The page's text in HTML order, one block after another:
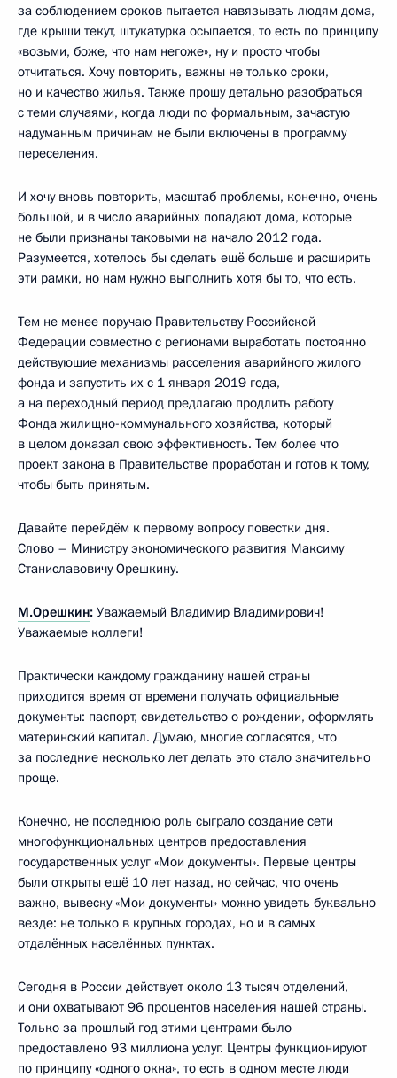
за соблюдением сроков пытается навязывать людям дома,
где крыши текут, штукатурка осыпается, то есть по принципу
«возьми, боже, что нам негоже», ну и просто чтобы
отчитаться. Хочу повторить, важны не только сроки,
но и качество жилья. Также прошу детально разобраться
с теми случаями, когда люди по формальным, зачастую
надуманным причинам не были включены в программу
переселения.
И хочу вновь повторить, масштаб проблемы, конечно, очень
большой, и в число аварийных попадают дома, которые
не были признаны таковыми на начало 2012 года.
Разумеется, хотелось бы сделать ещё больше и расширить
эти рамки, но нам нужно выполнить хотя бы то, что есть.
Тем не менее поручаю Правительству Российской
Федерации совместно с регионами выработать постоянно
действующие механизмы расселения аварийного жилого
фонда и запустить их с 1 января 2019 года,
а на переходный период предлагаю продлить работу
Фонда жилищно-коммунального хозяйства, который
в целом доказал свою эффективность. Тем более что
проект закона в Правительстве проработан и готов к тому,
чтобы быть принятым.
Давайте перейдём к первому вопросу повестки дня.
Слово – Министру экономического развития Максиму
Станиславовичу Орешкину.
М.Орешкин: Уважаемый Владимир Владимирович!
Уважаемые коллеги!
Практически каждому гражданину нашей страны
приходится время от времени получать официальные
документы: паспорт, свидетельство о рождении, оформлять
материнский капитал. Думаю, многие согласятся, что
за последние несколько лет делать это стало значительно
проще.
Конечно, не последнюю роль сыграло создание сети
многофункциональных центров предоставления
государственных услуг «Мои документы». Первые центры
были открыты ещё 10 лет назад, но сейчас, что очень
важно, вывеску «Мои документы» можно увидеть буквально
везде: не только в крупных городах, но и в самых
отдалённых населённых пунктах.
Сегодня в России действует около 13 тысяч отделений,
и они охватывают 96 процентов населения нашей страны.
Только за прошлый год этими центрами было
предоставлено 93 миллиона услуг. Центры функционируют
по принципу «одного окна», то есть в одном месте люди